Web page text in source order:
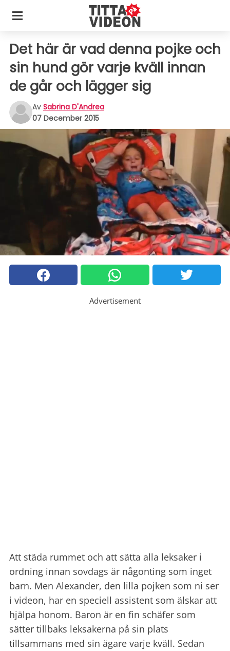
Det här är vad denna pojke och
sin hund gör varje kväll innan
de går och lägger sig
Av Sabrina D'Andrea
07 December 2015
Advertisement
Att städa rummet och att sätta alla leksaker i
ordning innan sovdags är någonting som inget
barn. Men Alexander, den lilla pojken som ni ser
i videon, har en speciell assistent som älskar att
hjälpa honom. Baron är en fin schäfer som
sätter tillbaks leksakerna på sin plats
tillsammans med sin ägare varje kväll. Sedan